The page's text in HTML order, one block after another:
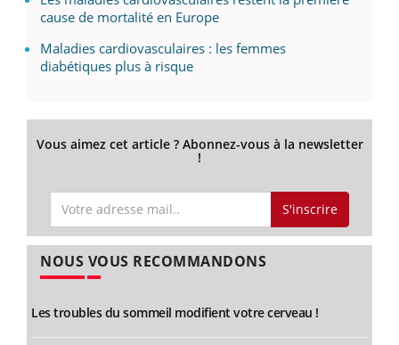
cause de mortalité en Europe
Maladies cardiovasculaires : les femmes
diabétiques plus à risque
Vous aimez cet article ? Abonnez-vous à la newsletter
!
S'inscrire
NOUS VOUS RECOMMANDONS
Les troubles du sommeil modifient votre cerveau !